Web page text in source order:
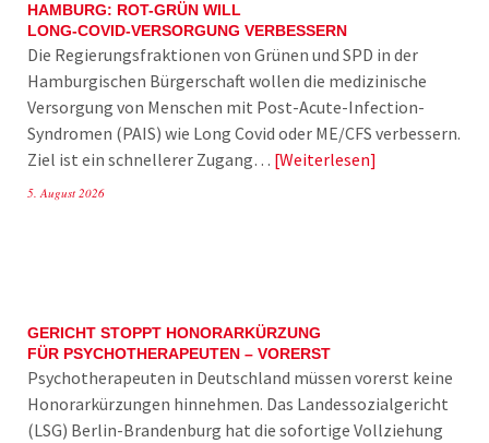
HAMBURG: ROT-GRÜN WILL
LONG-COVID-VERSORGUNG VERBESSERN
Die Regierungsfraktionen von Grünen und SPD in der
Hamburgischen Bürgerschaft wollen die medizinische
Versorgung von Menschen mit Post-Acute-Infection-
Syndromen (PAIS) wie Long Covid oder ME/CFS verbessern.
Ziel ist ein schnellerer Zugang… Weiterlesen
5. August 2026
GERICHT STOPPT HONORARKÜRZUNG
FÜR PSYCHOTHERAPEUTEN – VORERST
Psychotherapeuten in Deutschland müssen vorerst keine
Honorarkürzungen hinnehmen. Das Landessozialgericht
(LSG) Berlin-Brandenburg hat die sofortige Vollziehung